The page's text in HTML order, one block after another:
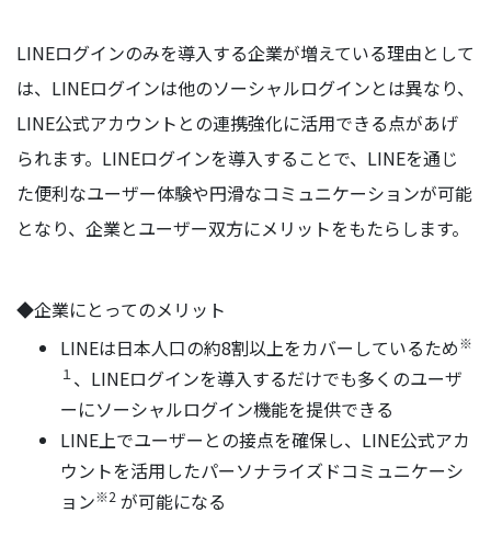
LINEログインのみを導入する企業が増えている理由として
は、LINEログインは他のソーシャルログインとは異なり、
LINE公式アカウントとの連携強化に活用できる点があげ
られます。LINEログインを導入することで、LINEを通じ
た便利なユーザー体験や円滑なコミュニケーションが可能
となり、企業とユーザー双方にメリットをもたらします。
◆企業にとってのメリット
LINEは日本人口の約8割以上をカバーしているため※
１ 、LINEログインを導入するだけでも多くのユーザ
ーにソーシャルログイン機能を提供できる
LINE上でユーザーとの接点を確保し、LINE公式アカ
ウントを活用したパーソナライズドコミュニケーシ
ョン※2 が可能になる